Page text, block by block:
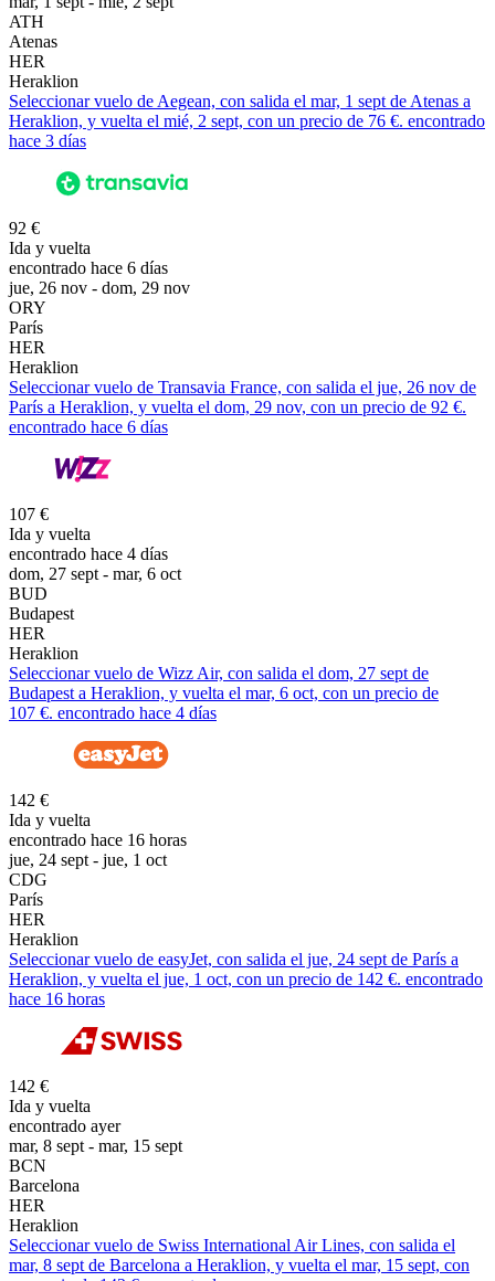
ATH
Atenas
HER
Heraklion
Seleccionar vuelo de Aegean, con salida el mar, 1 sept de Atenas a
Heraklion, y vuelta el mié, 2 sept, con un precio de 76 €. encontrado
hace 3 días
92 €
Ida y vuelta
encontrado hace 6 días
jue, 26 nov - dom, 29 nov
ORY
París
HER
Heraklion
Seleccionar vuelo de Transavia France, con salida el jue, 26 nov de
París a Heraklion, y vuelta el dom, 29 nov, con un precio de 92 €.
encontrado hace 6 días
107 €
Ida y vuelta
encontrado hace 4 días
dom, 27 sept - mar, 6 oct
BUD
Budapest
HER
Heraklion
Seleccionar vuelo de Wizz Air, con salida el dom, 27 sept de
Budapest a Heraklion, y vuelta el mar, 6 oct, con un precio de
107 €. encontrado hace 4 días
142 €
Ida y vuelta
encontrado hace 16 horas
jue, 24 sept - jue, 1 oct
CDG
París
HER
Heraklion
Seleccionar vuelo de easyJet, con salida el jue, 24 sept de París a
Heraklion, y vuelta el jue, 1 oct, con un precio de 142 €. encontrado
hace 16 horas
142 €
Ida y vuelta
encontrado ayer
mar, 8 sept - mar, 15 sept
BCN
Barcelona
HER
Heraklion
Seleccionar vuelo de Swiss International Air Lines, con salida el
mar, 8 sept de Barcelona a Heraklion, y vuelta el mar, 15 sept, con